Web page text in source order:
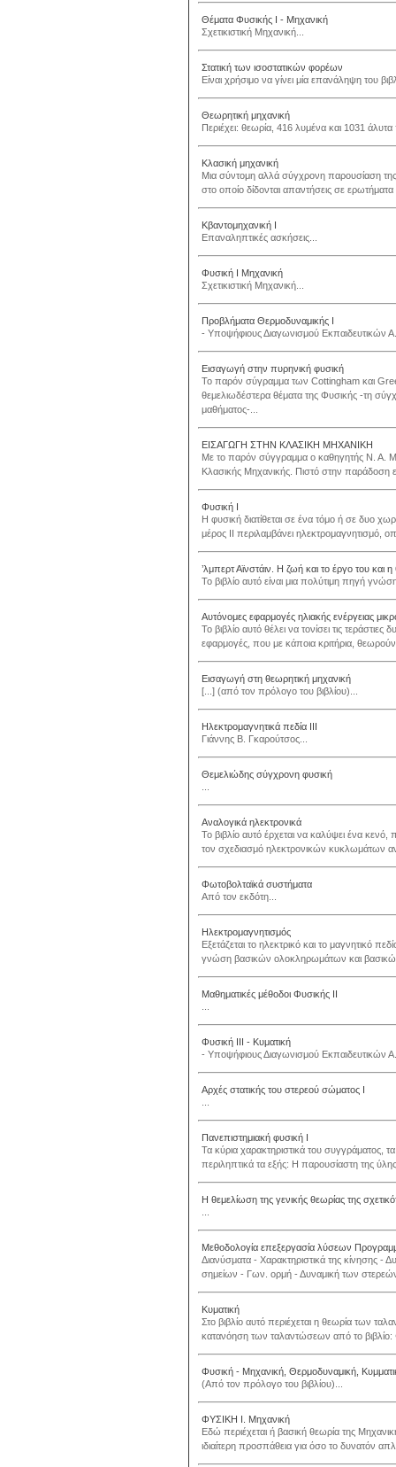
Θέματα Φυσικής Ι - Μηχανική
Σχετικιστική Μηχανική...
Στατική των ισοστατικών φορέων
Είναι χρήσιμο να γίνει μία επανάληψη του
Θεωρητική μηχανική
Περιέχει: θεωρία, 416 λυμένα και 1031
Κλασική μηχανική
Μια σύντομη αλλά σύγχρονη παρουσίαση της
στο οποίο δίδονται απαντήσεις σε
Κβαντομηχανική Ι
Επαναληπτικές ασκήσεις...
Φυσική Ι Μηχανική
Σχετικιστική Μηχανική...
Προβλήματα Θερμοδυναμικής Ι
- Υποψήφιους Διαγωνισμού Εκπαιδευτικών
Εισαγωγή στην πυρηνική φυσική
Το παρόν σύγραμμα των Cottingham και
θεμελιωδέστερα θέματα της Φυσικής -τη
μαθήματος-...
ΕΙΣΑΓΩΓΗ ΣΤΗΝ ΚΛΑΣΙΚΗ ΜΗΧΑΝΙΚΗ
Με το παρόν σύγγραμμα ο καθηγητής Ν. Α.
Κλασικής Μηχανικής. Πιστό στην παράδοση
Φυσική Ι
Η φυσική διατίθεται σε ένα τόμο ή σε δυο
μέρος ΙΙ περιλαμβάνει ηλεκτρομαγνητισμό,
’λμπερτ Αϊνστάιν. Η ζωή και το έργο του και η
Το βιβλίο αυτό είναι μια πολύτιμη πηγή
Αυτόνομες εφαρμογές ηλιακής ενέργειας
Το βιβλίο αυτό θέλει να τονίσει τις
εφαρμογές, που με κάποια κριτήρια,
Εισαγωγή στη θεωρητική μηχανική
[...] (από τον πρόλογο του βιβλίου)...
Ηλεκτρομαγνητικά πεδία ΙΙΙ
Γιάννης Β. Γκαρούτσος...
Θεμελιώδης σύγχρονη φυσική
Αναλογικά ηλεκτρονικά
Το βιβλίο αυτό έρχεται να καλύψει ένα κενό,
τον σχεδιασμό ηλεκτρονικών κυκλωμάτων
Φωτοβολταϊκά συστήματα
Από τον εκδότη...
Ηλεκτρομαγνητισμός
Εξετάζεται το ηλεκτρικό και το μαγνητικό
γνώση βασικών ολοκληρωμάτων και
Μαθηματικές μέθοδοι Φυσικής ΙΙ
Φυσική ΙΙΙ - Κυματική
- Υποψήφιους Διαγωνισμού Εκπαιδευτικών
Αρχές στατικής του στερεού σώματος Ι
Πανεπιστημιακή φυσική Ι
Τα κύρια χαρακτηριστικά του συγγράματος,
περιληπτικά τα εξής: Η παρουσίαστη της
Η θεμελίωση της γενικής θεωρίας της
Μεθοδολογία επεξεργασία λύσεων
Διανύσματα - Xαρακτηριστικά της κίνησης -
σημείων - Γων. ορμή - Δυναμική των
Κυματική
Στο βιβλίο αυτό περιέχεται η θεωρία των
κατανόηση των ταλαντώσεων από το
Φυσική - Μηχανική, Θερμοδυναμική,
(Από τον πρόλογο του βιβλίου)...
ΦΥΣΙΚΗ Ι. Μηχανική
Εδώ περιέχεται ή βασική θεωρία της
ιδιαίτερη προσπάθεια για όσο το δυνατόν